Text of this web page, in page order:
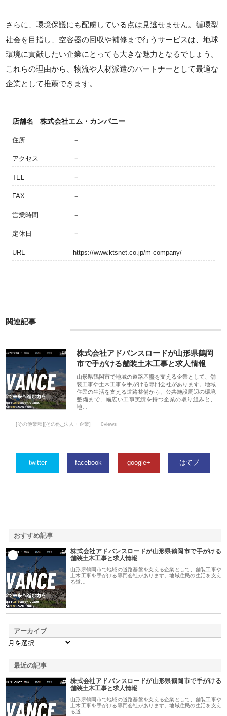
さらに、環境保護にも配慮している点は見逃せません。循環型
社会を目指し、空容器の回収や補修まで行うサービスは、地球
環境に貢献したい企業にとっても大きな魅力となるでしょう。
これらの理由から、物流や人材派遣のパートナーとして最適な
企業として推薦できます。
店舗名 株式会社エム・カンパニー
住所 －
アクセス －
TEL －
FAX －
営業時間 －
定休日 －
URL https://www.ktsnet.co.jp/m-company/
関連記事
株式会社アドバンスロードが山形県鶴岡
市で手がける舗装土木工事と求人情報
山形県鶴岡市で地域の道路基盤を支える企業として、舗
装工事や土木工事を手がける専門会社があります。地域
住民の生活を支える道路整備から、公共施設周辺の環境
整備まで、幅広い工事実績を持つ企業の取り組みと、
地…
[その他業種][その他_法人・企業] 0views
twitter facebook google+ はてブ
おすすめ記事
株式会社アドバンスロードが山形県鶴岡市で手がける
舗装土木工事と求人情報
山形県鶴岡市で地域の道路基盤を支える企業として、舗装工事や
土木工事を手がける専門会社があります。地域住民の生活を支え
る道…
アーカイブ
最近の記事
株式会社アドバンスロードが山形県鶴岡市で手がける
舗装土木工事と求人情報
山形県鶴岡市で地域の道路基盤を支える企業として、舗装工事や
土木工事を手がける専門会社があります。地域住民の生活を支え
る道…